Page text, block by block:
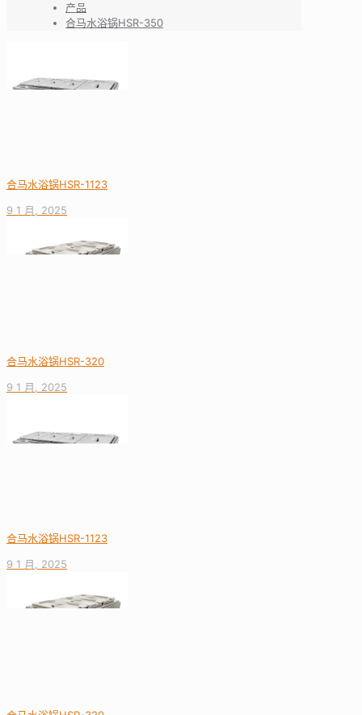
产品
合马水浴锅HSR-350
合马水浴锅HSR-1123
9 1 月, 2025
合马水浴锅HSR-320
9 1 月, 2025
合马水浴锅HSR-1123
9 1 月, 2025